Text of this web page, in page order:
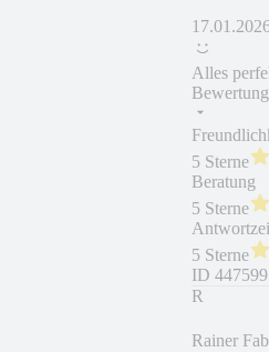
Alles
5 Sterne
Beratung
5 Sterne
5 Sterne
ID
R
Rainer